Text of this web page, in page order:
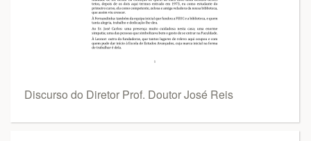
Discurso do Diretor Prof. Doutor José Reis